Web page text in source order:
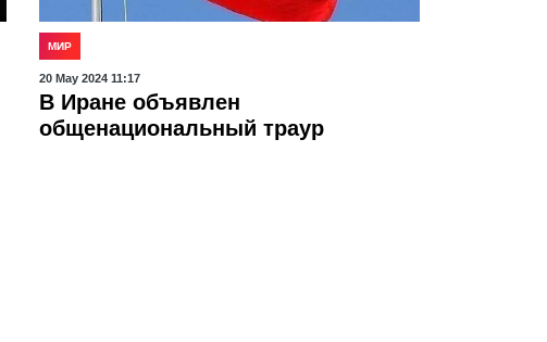
МИР
20 May 2024 11:17
В Иране объявлен
общенациональный траур